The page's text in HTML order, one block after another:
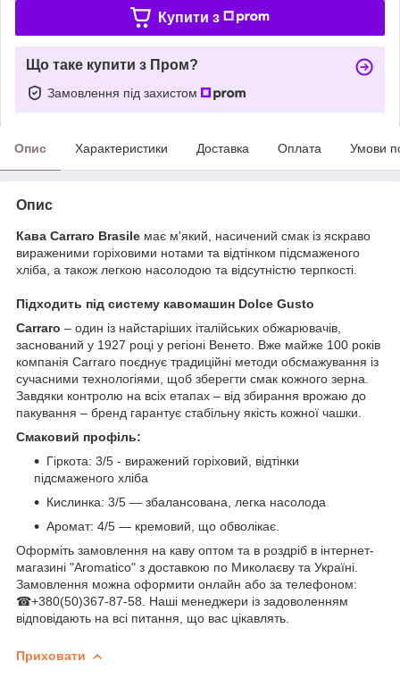
Купити з
Що таке купити з Пром?
Замовлення під захистом
Опис Характеристики Доставка Оплата Умови
Опис
Кава Carraro Brasile має м'який, насичений смак із яскраво
вираженими горіховими нотами та відтінком підсмаженого
хліба, а також легкою насолодою та відсутністю терпкості.
Підходить під систему кавомашин Dolce Gusto
Carraro – один із найстаріших італійських обжарювачів,
заснований у 1927 році у регіоні Венето. Вже майже 100 років
компанія Carraro поєднує традиційні методи обсмажування із
сучасними технологіями, щоб зберегти смак кожного зерна.
Завдяки контролю на всіх етапах – від збирання врожаю до
пакування – бренд гарантує стабільну якість кожної чашки.
Смаковий профіль:
Гіркота: 3/5 - виражений горіховий, відтінки
підсмаженого хліба
Кислинка: 3/5 — збалансована, легка насолода
Аромат: 4/5 — кремовий, що обволікає.
Оформіть замовлення на каву оптом та в роздріб в інтернет-
магазині "Aromatico" з доставкою по Миколаєву та Україні.
Замовлення можна оформити онлайн або за телефоном:
☎+380(50)367-87-58. Наші менеджери із задоволенням
відповідають на всі питання, що вас цікавлять.
Приховати